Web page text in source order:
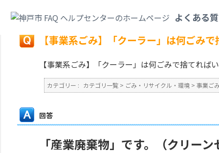
よくある
戻る
【事業系ごみ】「クーラー」は何ごみ
【事業系ごみ】「クーラー」は何ごみで捨てれば
カテゴリー : カテゴリ一覧 > ごみ・リサイクル・環境 > 事業ご
回答
「産業廃棄物」です。（クリー